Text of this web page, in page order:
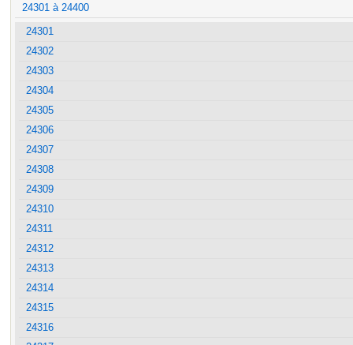
24301 à 24400
24301
24302
24303
24304
24305
24306
24307
24308
24309
24310
24311
24312
24313
24314
24315
24316